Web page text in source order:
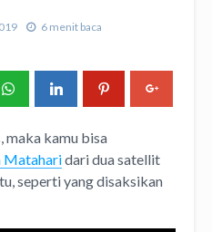
6 menit baca
maka kamu bisa
Mataharidari dua satellit
seperti yang disaksikan